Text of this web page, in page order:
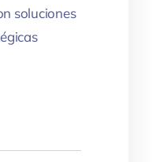
soluciones